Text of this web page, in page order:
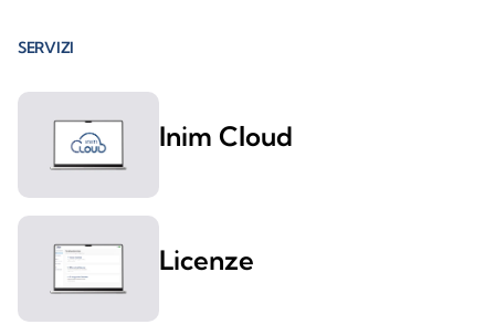
SERVIZI
Inim Cloud
Licenze